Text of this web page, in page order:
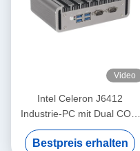
Video
Intel Celeron J6412
Industrie-PC mit Dual COM
Dual LAN und Linux
Bestpreis erhalten